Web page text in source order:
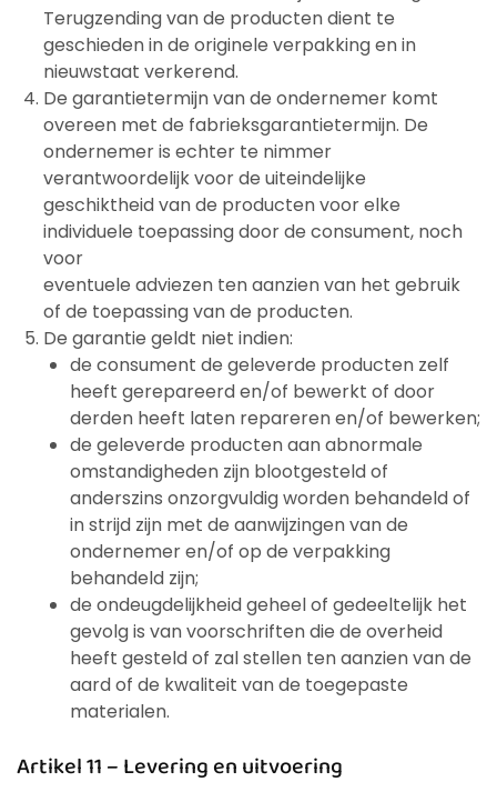
Terugzending van de producten dient te
geschieden in de originele verpakking en in
nieuwstaat verkerend.
De garantietermijn van de ondernemer komt
overeen met de fabrieksgarantietermijn. De
ondernemer is echter te nimmer
verantwoordelijk voor de uiteindelijke
geschiktheid van de producten voor elke
individuele toepassing door de consument, noch
voor
eventuele adviezen ten aanzien van het gebruik
of de toepassing van de producten.
De garantie geldt niet indien:
de consument de geleverde producten zelf
heeft gerepareerd en/of bewerkt of door
derden heeft laten repareren en/of bewerken;
de geleverde producten aan abnormale
omstandigheden zijn blootgesteld of
anderszins onzorgvuldig worden behandeld of
in strijd zijn met de aanwijzingen van de
ondernemer en/of op de verpakking
behandeld zijn;
de ondeugdelijkheid geheel of gedeeltelijk het
gevolg is van voorschriften die de overheid
heeft gesteld of zal stellen ten aanzien van de
aard of de kwaliteit van de toegepaste
materialen.
Artikel 11 – Levering en uitvoering